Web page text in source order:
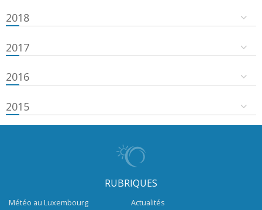
2018
2017
2016
2015
RUBRIQUES
Météo au Luxembourg
Actualités